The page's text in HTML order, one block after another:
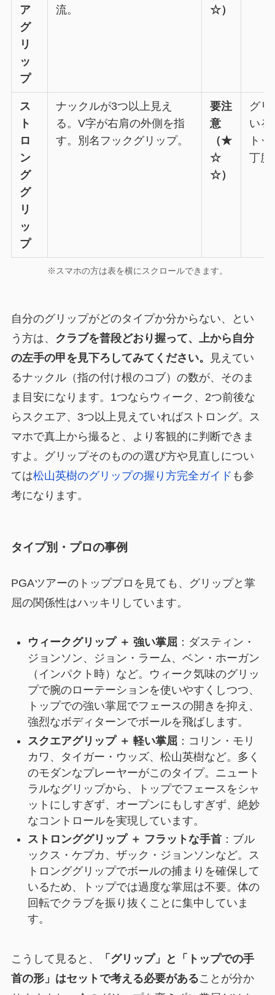
ア
グ
リ
ッ
プ
流。 ☆）
ス
ト
ロ
ン
グ
グ
リ
ッ
プ
ナックルが3つ以上見え
る。V字が右肩の外側を指
す。別名フックグリップ。
要注
意
（★
☆
☆）
グリ
いる
ト
丁度
※スマホの方は表を横にスクロールできます。
自分のグリップがどのタイプか分からない、とい
う方は、 クラブを普段どおり握って、上から自分
の左手の甲を見下ろしてみてください。
見えてい
るナックル（指の付け根のコブ）の数が、そのま
ま目安になります。1つならウィーク、2つ前後な
らスクエア、3つ以上見えていればストロング。ス
マホで真上から撮ると、より客観的に判断できま
すよ。グリップそのものの選び方や見直しについ
ては松山英樹のグリップの握り方完全ガイド も参
考になります。
タイプ別・プロの事例
PGAツアーのトッププロを見ても、グリップと掌
屈の関係性はハッキリしています。
ウィークグリップ ＋ 強い掌屈：ダスティン・
ジョンソン、ジョン・ラーム、ベン・ホーガン
（インパクト時）など。ウィーク気味のグリッ
プで腕のローテーションを使いやすくしつつ、
トップでの強い掌屈でフェースの開きを抑え、
強烈なボディターンでボールを飛ばします。
スクエアグリップ ＋ 軽い掌屈：コリン・モリ
カワ、タイガー・ウッズ、松山英樹など。多く
のモダンなプレーヤーがこのタイプ。ニュート
ラルなグリップから、トップでフェースをシャ
ットにしすぎず、オープンにもしすぎず、絶妙
なコントロールを実現しています。
ストロンググリップ ＋ フラットな手首：ブル
ックス・ケプカ、ザック・ジョンソンなど。ス
トロンググリップでボールの捕まりを確保して
いるため、トップでは過度な掌屈は不要。体の
回転でクラブを振り抜くことに集中していま
す。
こうして見ると、
「グリップ」と「トップでの手
首の形」はセットで考える必要があることが分か